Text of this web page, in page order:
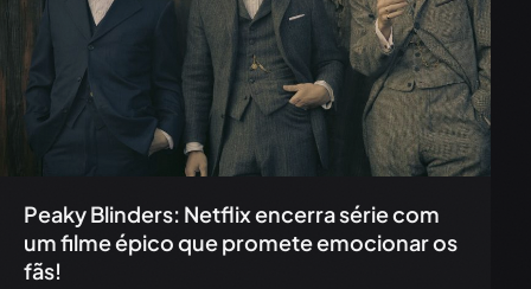
Peaky Blinders: Netflix encerra série com
um filme épico que promete emocionar os
fãs!